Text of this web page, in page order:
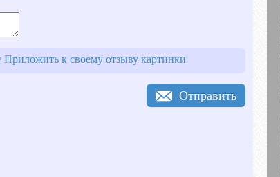
Приложить к своему отзыву картинки
Отправить